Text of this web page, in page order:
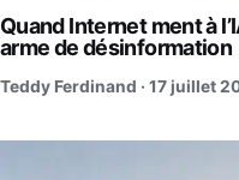
Quand Internet ment à
arme de désinformation
Teddy Ferdinand · 17 juillet